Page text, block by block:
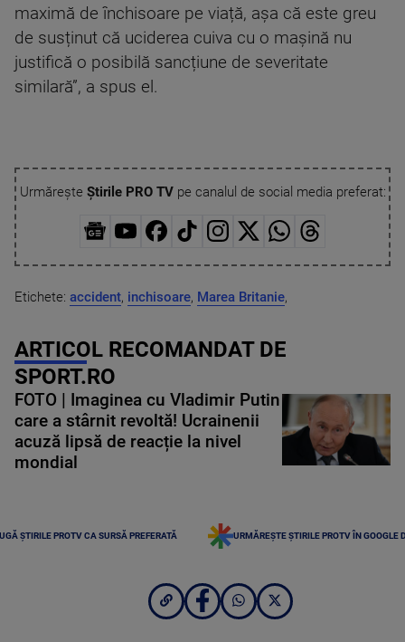
maximă de închisoare pe viață, așa că este greu
de susținut că uciderea cuiva cu o mașină nu
justifică o posibilă sancțiune de severitate
similară”, a spus el.
Urmărește Știrile PRO TVpe canalul de social media preferat:
Etichete: accident, inchisoare, Marea Britanie,
ARTICOL RECOMANDAT DE
SPORT.RO
FOTO | Imaginea cu Vladimir Putin
care a stârnit revoltă! Ucrainenii
acuză lipsă de reacție la nivel
mondial
ȘTIRILE PROTV CA SURSĂ PREFERATĂ URMĂREȘTE ȘTIRILE PROTV ÎN GOOGLE